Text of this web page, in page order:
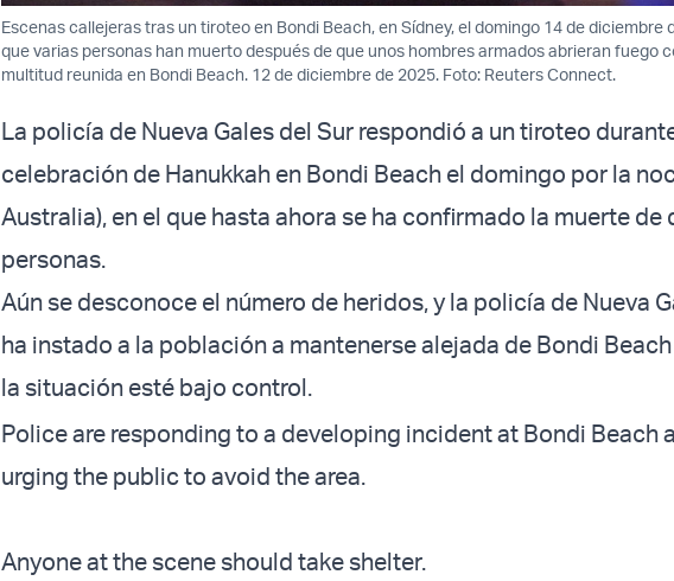
Escenas callejeras tras un tiroteo en Bondi Beach, en Sídney, el domingo 14 de diciembre
que varias personas han muerto después de que unos hombres armados abrieran fuego
multitud reunida en Bondi Beach. 12 de diciembre de 2025. Foto: Reuters Connect.
La policía de Nueva Gales del Sur respondió a un tiroteo
celebración de Hanukkah en Bondi Beach el domingo por la
Australia), en el que hasta ahora se ha confirmado la muerte de
personas.
Aún se desconoce el número de heridos, y la policía de Nueva
ha instado a la población a mantenerse alejada de Bondi
la situación esté bajo control.
Police are responding to a developing incident at Bondi Beach
urging the public to avoid the area.
Anyone at the scene should take shelter.